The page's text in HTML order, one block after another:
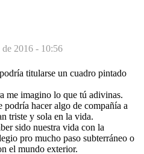
de 2016 - 10:56
titularse un cuadro pintado
me imagino lo que tú adivinas.
hacer algo de compañía a
triste y sola en la vida.
sido nuestra vida con la
pro mucho paso subterráneo o
el mundo exterior.